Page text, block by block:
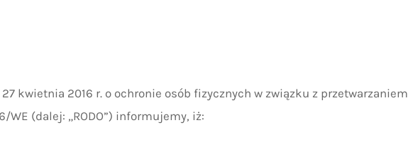
kwietnia 2016 r. o ochronie osób fizycznych w związku z przetwarzaniem
(dalej: „RODO”) informujemy, iż: